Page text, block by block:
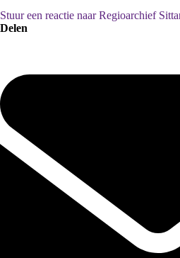
Stuur een reactie naar Regioarchief
Delen